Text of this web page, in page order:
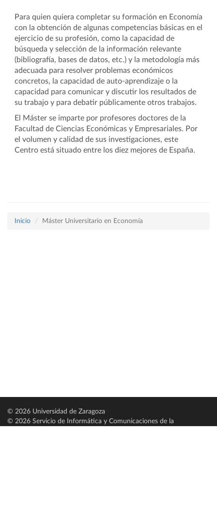
Para quien quiera completar su formación en Economía
con la obtención de algunas competencias básicas en el
ejercicio de su profesión, como la capacidad de
búsqueda y selección de la información relevante
(bibliografía, bases de datos, etc.) y la metodología más
adecuada para resolver problemas económicos
concretos, la capacidad de auto-aprendizaje o la
capacidad para comunicar y discutir los resultados de
su trabajo y para debatir públicamente otros trabajos.
El Máster se imparte por profesores doctores de la
Facultad de Ciencias Económicas y Empresariales. Por
el volumen y calidad de sus investigaciones, este
Centro está situado entre los diez mejores de España.
Inicio Máster Universitario en Economía
© 2026 Universidad de Zaragoza
© 2026 Servicio de Informática y Comunicaciones de la